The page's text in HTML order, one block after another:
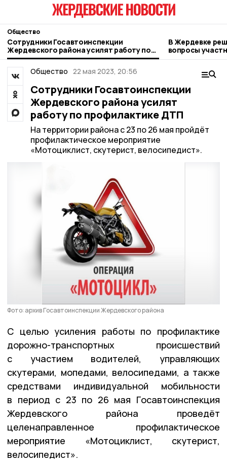
Общество
Сотрудники Госавтоинспекции
Жердевского района усилят работу по
профилактике ДТП
В Жердевке
вопросы
Общество 22 мая 2023, 20:56
Сотрудники Госавтоинспекции
Жердевского района усилят
работу по профилактике ДТП
На территории района с 23 по 26 мая пройдёт
профилактическое мероприятие
«Мотоциклист, скутерист, велосипедист».
Фото: архив Госавтоинспекции Жердевского района
С целью усиления работы по профилактике
дорожно-транспортных происшествий
с участием водителей, управляющих
скутерами, мопедами, велосипедами, а также
средствами индивидуальной мобильности
в период с 23 по 26 мая Госавтоинспекция
Жердевского района проведёт
целенаправленное профилактическое
мероприятие «Мотоциклист, скутерист,
велосипедист».